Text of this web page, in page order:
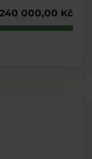
240 000,00 Kč